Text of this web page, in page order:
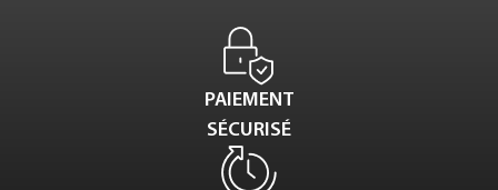
PAIEMENT
SÉCURISÉ